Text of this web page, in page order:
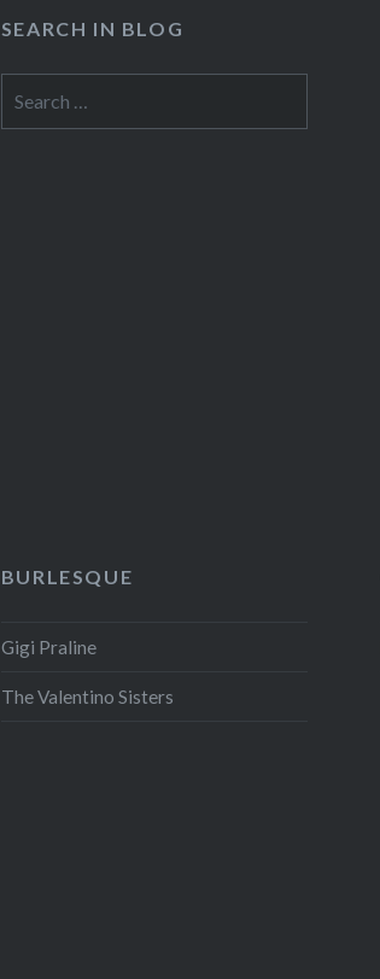
SEARCH IN BLOG
for:
BURLESQUE
Gigi Praline
The Valentino Sisters